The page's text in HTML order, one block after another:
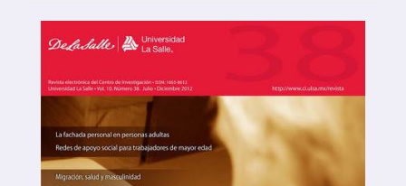
Barra lateral del artículo